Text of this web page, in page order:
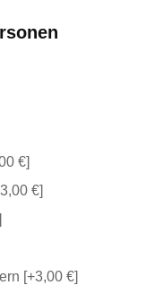
€]
€]
[+3,00 €]